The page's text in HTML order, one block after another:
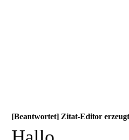
[Beantwortet] Zitat-Editor